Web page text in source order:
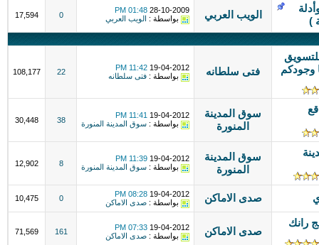
)
الويب العربي 28-10-2009
01:48 PM
بواسطة :
الويب العربي 0
17,594
وجودكم
فتى سلطانه 19-04-2012
11:42 PM
بواسطة : فتى سلطانه 22
108,177
سوق المدينة
المنورة
19-04-2012
11:41 PM
بواسطة : سوق المدينة المنورة 38
30,448
سوق المدينة
المنورة
19-04-2012
11:39 PM
بواسطة : سوق المدينة المنورة 8
12,902
صدى الاماكن 19-04-2012
08:28 PM
بواسطة : صدى الاماكن 0
10,475
رانك
صدى الاماكن 19-04-2012
07:33 PM
بواسطة : صدى الاماكن 161
71,569